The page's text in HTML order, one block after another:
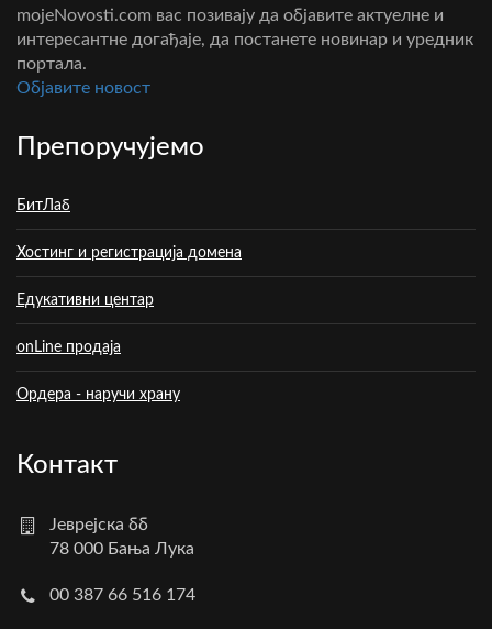
mojeNovosti.com вас позивају да објавите актуелне и
интересантне догађаје, да постанете новинар и уредник
портала.
Oбјавите новост
Препоручујемо
БитЛаб
Хостинг и регистрација домена
Едукативни центар
onLine продаја
Ордера - наручи храну
Контакт
Јеврејска бб
78 000 Бања Лука
00 387 66 516 174